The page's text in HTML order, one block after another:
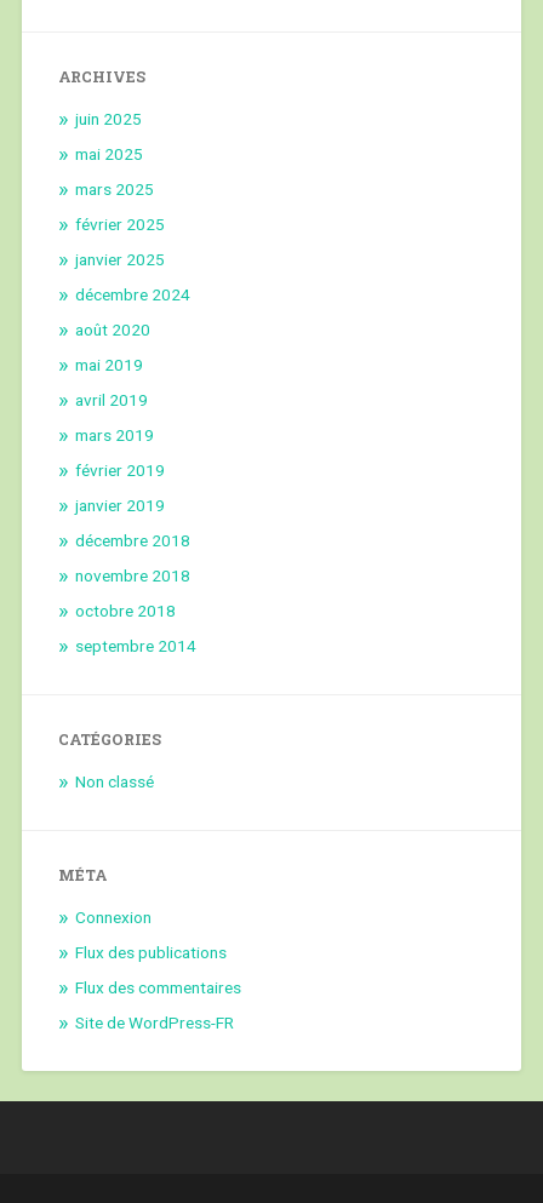
ARCHIVES
juin 2025
mai 2025
mars 2025
février 2025
janvier 2025
décembre 2024
août 2020
mai 2019
avril 2019
mars 2019
février 2019
janvier 2019
décembre 2018
novembre 2018
octobre 2018
septembre 2014
CATÉGORIES
Non classé
MÉTA
Connexion
Flux des publications
Flux des commentaires
Site de WordPress-FR